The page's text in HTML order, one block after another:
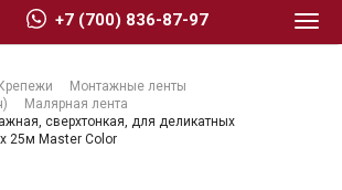
Крепежи
Монтажные ленты
Малярная лента
сверхтонкая, для деликатных
25м Master Color
+7 (700) 836-87-97